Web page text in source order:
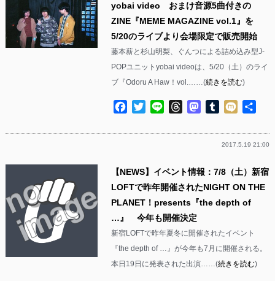
yobai video おまけ音源5曲付きの
ZINE『MEME MAGAZINE vol.1』を
5/20のライブより会場限定で販売開始
藤本薪と杉山明梨、ぐんつによる詰め込み型J-
POPユニットyobai videoは、5/20（土）のライ
ブ『Odoru A Haw！vol.……(続きを読む)
Facebook
TwitterLine ThreadsMastodon
Tumblr
Mixi
2017.5.19 21:00
【NEWS】イベント情報：7/8（土）新宿
LOFTで昨年開催されたNIGHT ON THE
PLANET！presents『the depth of
…』 今年も開催決定
新宿LOFTで昨年夏冬に開催されたイベント
『the depth of …』が今年も7月に開催される。
本日19日に発表された出演……(続きを読む)